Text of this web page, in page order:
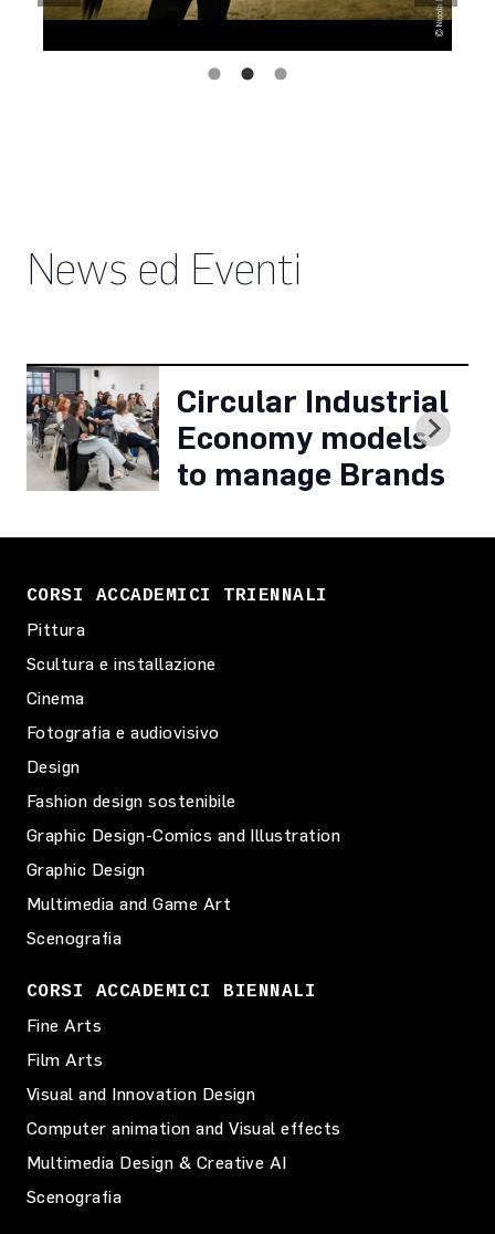
News ed Eventi
Circular Industrial
Economy models
to manage Brands
CORSI ACCADEMICI TRIENNALI
Pittura
Scultura e installazione
Cinema
Fotografia e audiovisivo
Design
Fashion design sostenibile
Graphic Design-Comics and Illustration
Graphic Design
Multimedia and Game Art
Scenografia
CORSI ACCADEMICI BIENNALI
Fine Arts
Film Arts
Visual and Innovation Design
Computer animation and Visual effects
Multimedia Design & Creative AI
Scenografia